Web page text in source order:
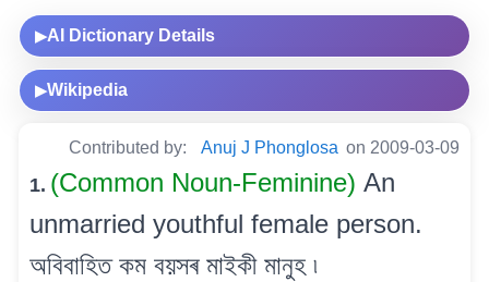
▶AI Dictionary Details
▶Wikipedia
Contributed by: Anuj J Phonglosa on 2009-03-09
1. (Common Noun-Feminine) An
unmarried youthful female person.
অবিবাহিত কম বয়সৰ মাইকী মানুহ ৷